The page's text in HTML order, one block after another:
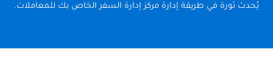
يُحدث ثورة في طريقة إدارة مركز إدارة السفر الخاص بك للمعاملات.